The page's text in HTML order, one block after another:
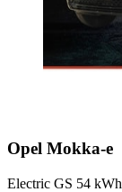
Opel Mokka-e
Electric GS 54 kWh